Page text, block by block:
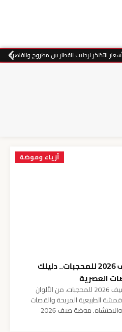
التذاكر لرحلات القطار بين مطروح والقاهرة
أزياء وموضة
أحدث صيحات موضة صيف 2026 للمحجبات.. دليلك
العصرية
استكشفي أبرز صيحات موضة صيف 2026 للمحجبات، من الألوان
الطبيعية المريحة والقصات
الواسعة التي تجمع بين الأناقة والاحتشام. موضة صيف 2026
يجمع بين الراحة العملية